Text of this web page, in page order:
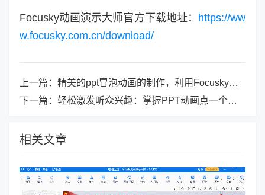
Focusky动画演示大师官方下载地址： https://ww
w.focusky.com.cn/download/
上一篇： 精美的ppt冒泡动画的制作，利用Focusky轻松完成
下一篇： 轻松激发听众兴趣：掌握PPT动画点一个出来一个技巧
相关文章